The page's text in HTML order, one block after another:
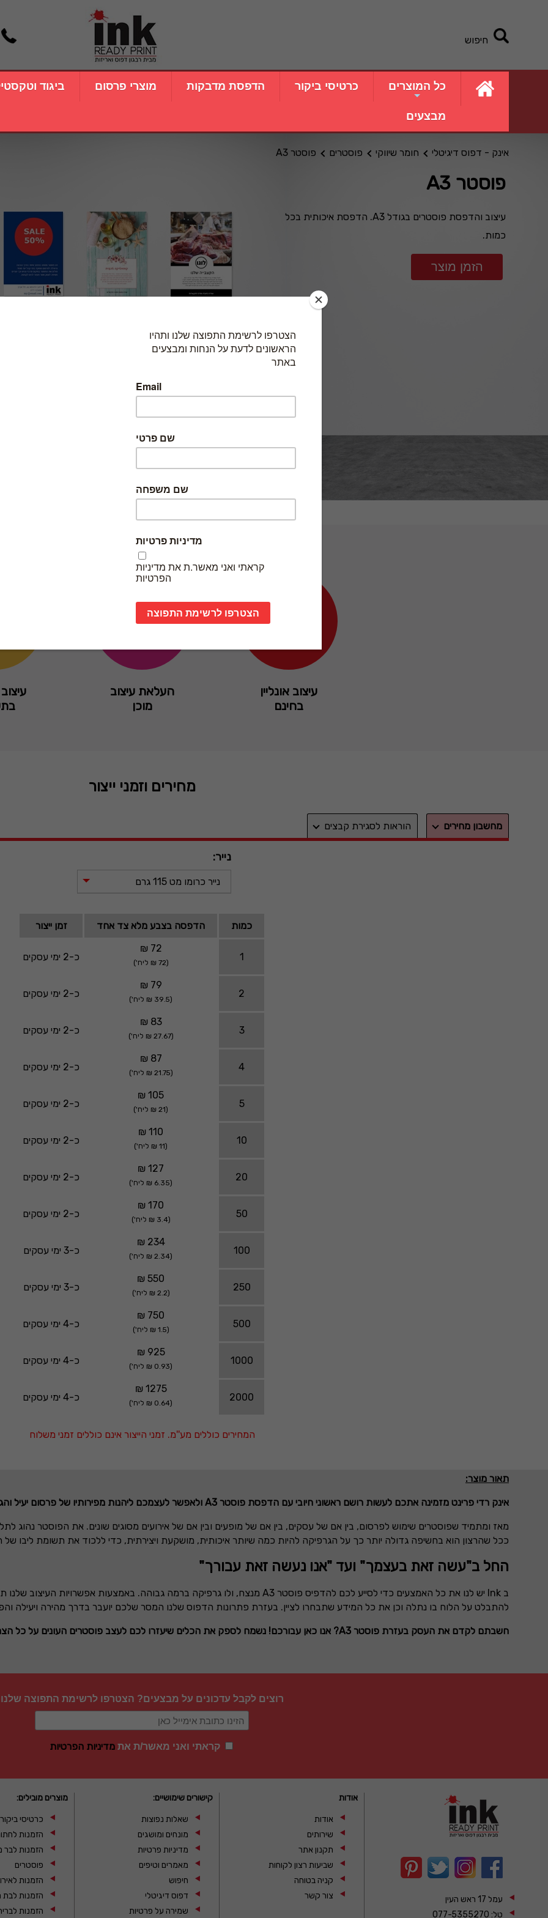
חיפוש
כל המוצרים כרטיסי ביקור הדפסת מדבקות מוצרי פרסום ביגוד
מבצעים
אינק - דפוס דיגיטלי חומר שיווקי פוסטרים פוסטר A3
פוסטר A3
עיצוב והדפסת פוסטרים בגודל A3. הדפסת איכותית בכל
כמות.
הזמן מוצר
כדי להזמין, בחרו באחת האפשרויות הבאות:
עיצוב אונליין
בחינם
העלאת עיצוב
מוכן
מחירים וזמני ייצור
מחשבון מחירים הוראות לסגירת קבצים
נייר:
נייר כרומו מט 115 גרם
כמות הדפסה בצבע מלא צד אחד זמן ייצור
1
72 ₪
(72 ₪ ליח') כ-2 ימי עסקים
2
79 ₪
(39.5 ₪ ליח') כ-2 ימי עסקים
3
83 ₪
(27.67 ₪ ליח') כ-2 ימי עסקים
4
87 ₪
(21.75 ₪ ליח') כ-2 ימי עסקים
5
105 ₪
(21 ₪ ליח') כ-2 ימי עסקים
10
110 ₪
(11 ₪ ליח') כ-2 ימי עסקים
20
127 ₪
(6.35 ₪ ליח') כ-2 ימי עסקים
50
170 ₪
(3.4 ₪ ליח') כ-2 ימי עסקים
100
234 ₪
(2.34 ₪ ליח') כ-3 ימי עסקים
250
550 ₪
(2.2 ₪ ליח') כ-3 ימי עסקים
500
750 ₪
(1.5 ₪ ליח') כ-4 ימי עסקים
1000
925 ₪
(0.93 ₪ ליח') כ-4 ימי עסקים
2000
1275 ₪
(0.64 ₪ ליח') כ-4 ימי עסקים
המחירים כוללים מע''מ. זמני הייצור אינם כוללים זמני משלוח
תאור מוצר:
אינק רדי פרינט מזמינה אתכם לעשות רושם ראשוני חיובי עם הדפסת פוסטר A3 ולאפשר לעצמכם ליהנות מפירותיו של פרסום
מאז ומתמיד שפוסטרים שימוש לפרסום, בין אם של עסקים, בין אם של מופעים ובין אם של אירועים מסוגים שונים. את הפוסטר נהוג
ככל שהרצון הוא בחשיפה גדולה יותר כך על הגרפיקה להיות כמה שיותר איכותית, מושקעת ויצירתית, כדי ללכוד את תשומת ליבו
החל ב"עשה זאת בעצמך" ועד "אנו נעשה זאת עבורך"
ב Ink יש לנו את כל האמצעים כדי לסייע לכם להדפיס פוסטר A3 מנצח, ולו גרפיקה ברמה גבוהה. באמצעות אפשרויות העיצוב שלנו
להתבלט על הלוח בו נתלה וכן את כל המידע שתבחרו לציין. בעזרת פתרונות הדפוס שלנו המסר שלכם יועבר בדרך מהירה
חשבתם לקדם את העסק בעזרת פוסטר ?A3 אנו כאן עבורכם! נשמח לספק את הכלים שיעזרו לכם לעצב פוסטרים העונים על כל
רוצים לקבל עדכונים על מבצעים? הצטרפו לרשימת התפוצה שלנו
קראתי ואני מאשר/ת אתמדיניות הפרטיות
עמל 17 ראש העין
טל: 077-5355270
אודות
אודות
שירותים
תקנון אתר
שביעות רצון לקוחות
קניה בטוחה
צור קשר
קישורים שימושיים:
שאלות נפוצות
מונחים ומושגים
מדיניות פרטיות
מאמרים וטיפים
חיפוש
דפוס דיגיטלי
שמירה על פרטיות
מוצרים מובילים:
כרטיסי ביקור
הזמנות
הזמנות לבר
פוסטרים
הזמנות
הזמנות לבת
הזמנות